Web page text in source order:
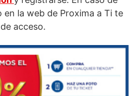
en la web de Proxima a Ti te
acceso.